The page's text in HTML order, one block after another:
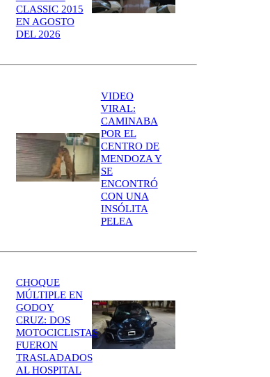
CLASSIC 2015
EN AGOSTO
DEL 2026
VIDEO
VIRAL:
CAMINABA
POR EL
CENTRO DE
MENDOZA Y
SE
ENCONTRÓ
CON UNA
INSÓLITA
PELEA
CHOQUE
MÚLTIPLE EN
GODOY
CRUZ: DOS
MOTOCICLISTAS
FUERON
TRASLADADOS
AL HOSPITAL